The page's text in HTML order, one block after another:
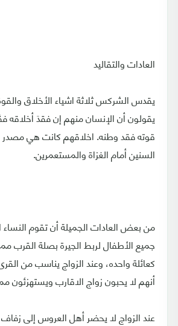
العادات والتقاليد
يقدس الشركس ثلاثة اشياء الأخلاق
يقولون أن الإنسان منهم إن فقدَ أخلاقه
قوته فقد وطنه. اخلاقهم كانت هي
السنين أمام الغزاة والمستعمرين.
من بعض العادات الجميلة أن تقوم
جميع الأطفال لربط الجيرة بصلة القرب
كعائلة واحده، وعند الزواج يناسب من
أنهم لا يحبون زواج الاقارب ويستهزئون
عند الزواج لا يحضر أهل العروس إلى زفاف